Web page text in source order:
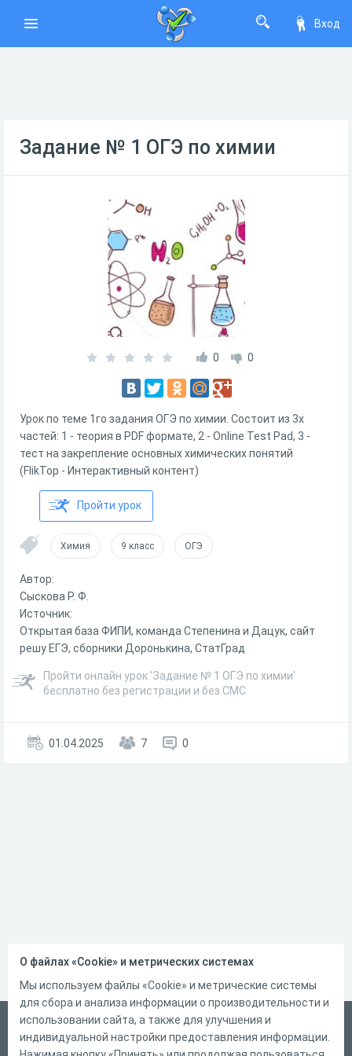
Вход
Задание № 1 ОГЭ по химии
0 0
Урок по теме 1го задания ОГЭ по химии. Состоит из 3х
частей: 1 - теория в PDF формате, 2 - Online Test Pad, 3 -
тест на закрепление основных химических понятий
(FlikTop - Интерактивный контент)
Пройти урок
Химия 9 класс ОГЭ
Автор:
Сыскова Р. Ф.
Источник:
Открытая база ФИПИ, команда Степенина и Дацук, сайт
решу ЕГЭ, сборники Доронькина, СтатГрад
Пройти онлайн урок 'Задание № 1 ОГЭ по химии'
бесплатно без регистрации и без СМС
01.04.2025 7 0
Русский
Справка
О файлах «Cookie» и метрических системах
Мы используем файлы «Cookie» и метрические системы
для сбора и анализа информации о производительности и
использовании сайта, а также для улучшения и
индивидуальной настройки предоставления информации.